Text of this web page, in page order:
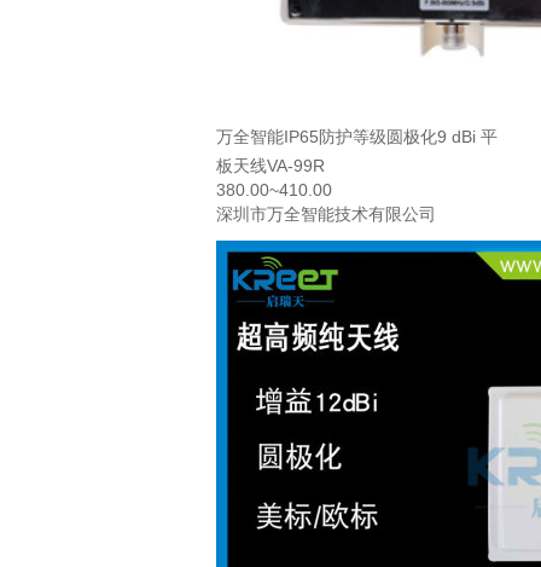
万全智能IP65防护等级圆极化9 dBi 平
板天线VA-99R
380.00~410.00
深圳市万全智能技术有限公司